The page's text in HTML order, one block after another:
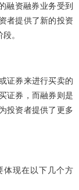
融资融券业务受到
者提供了新的投资
。
证券来进行买卖的
证券，而融券则是
投资者提供了更多
现在以下几个方